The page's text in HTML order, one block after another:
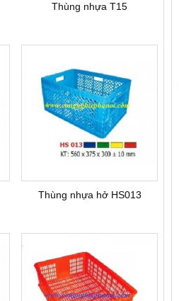
Thùng nhựa T15
Thùng nhựa hở HS013